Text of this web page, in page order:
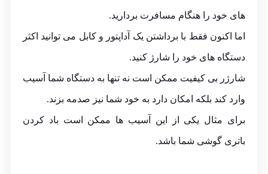
های خود را هنگام مسافرت بردارید.
اما اکنون فقط با برداشتن یک آداپتور و کابل می توانید اکثر
دستگاه های خود را شارژ کنید.
شارژر بی کیفیت ممکن است نه تنها به دستگاه شما آسیب
وارد کند بلکه امکان دارد به خود شما نیز صدمه بزند.
برای مثال یکی از این آسیب ها ممکن است باد کردن
باتری گوشی شما باشد.